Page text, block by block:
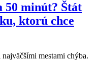
50 minút? Štát
ktorú chce
mestami chýba.